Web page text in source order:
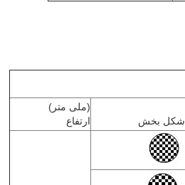
شکل بخش
(ملی متر)
ارتفاع